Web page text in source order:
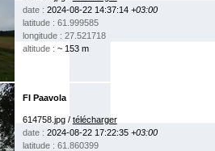
date : 2024-08-22 14:37:14 +03:00
latitude : 61.999585
longitude : 27.521718
altitude : ~ 153 m
FI Paavola
614758.jpg / télécharger
date : 2024-08-22 17:22:35 +03:00
latitude : 61.860399